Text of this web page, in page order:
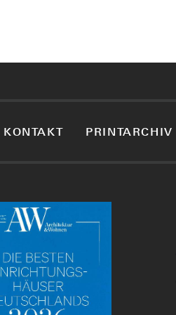
KONTAKT PRINTARCHIV